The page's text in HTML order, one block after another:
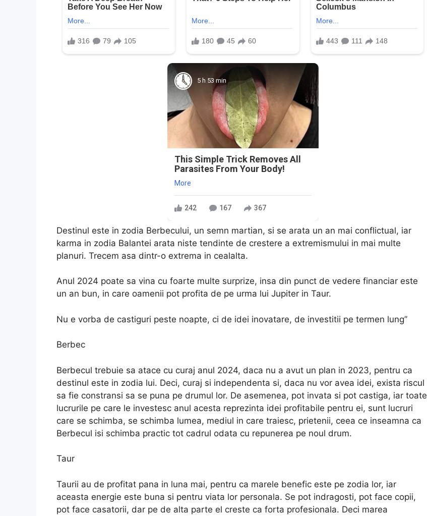
5 h 53 min
This Simple Trick Removes All
Parasites From Your Body!
More
242 167 367
Destinul este in zodia Berbecului, un semn martian, si se arata un an mai conflictual, iar
karma in zodia Balantei arata niste tendinte de crestere a extremismului in mai multe
planuri. Trecem asa dintr-o extrema in cealalta.
Anul 2024 poate sa vina cu foarte multe surprize, insa din punct de vedere financiar este
un an bun, in care oamenii pot profita de pe urma lui Jupiter in Taur.
Nu e vorba de castiguri peste noapte, ci de idei inovatare, de investitii pe termen lung”
Berbec
Berbecul trebuie sa atace cu curaj anul 2024, daca nu a avut un plan in 2023, pentru ca
destinul este in zodia lui. Deci, curaj si independenta si, daca nu vor avea idei, exista riscul
sa fie constransi sa se puna pe drumul lor. De asemenea, pot invata si pot castiga, iar toate
lucrurile pe care le investesc anul acesta reprezinta idei profitabile pentru ei, sunt lucruri
care se schimba, se schimba lumea, mediul in care traiesc, prietenii, ceea ce inseamna ca
Berbecul isi schimba practic tot cadrul odata cu repunerea pe noul drum.
Taur
Taurii au de profitat pana in luna mai, pentru ca marele benefic este pe zodia lor, iar
aceasta energie este buna si pentru viata lor personala. Se pot indragosti, pot face copii,
pot face casatorii, dar pe de alta parte el creste ca forta profesionala. Deci marea